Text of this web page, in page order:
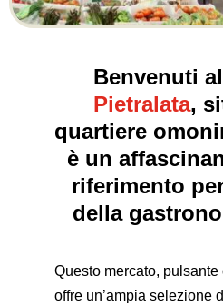
Benvenuti al
Pietralata,
quartiere
è un
riferimento
della
Questo mercato,
offre un’ampia selezione